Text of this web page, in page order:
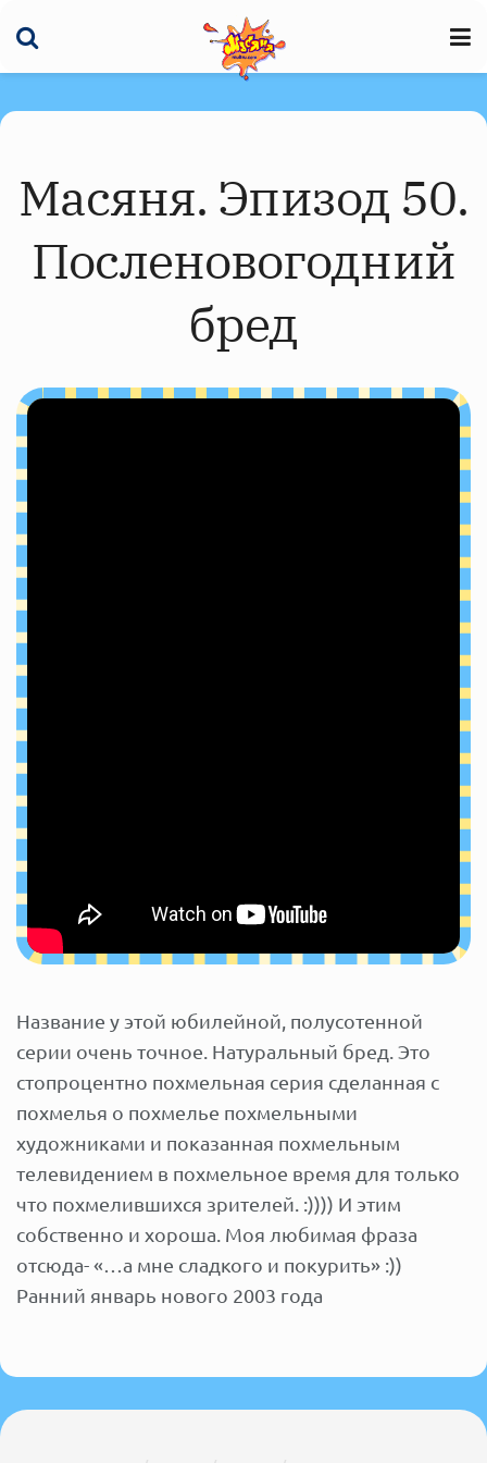
Масяня. Эпизод 50.
Посленовогодний
бред
Название у этой юбилейной, полусотенной
серии очень точное. Натуральный бред. Это
стопроцентно похмельная серия сделанная с
похмелья о похмелье похмельными
художниками и показанная похмельным
телевидением в похмельное время для только
что похмелившихся зрителей. :)))) И этим
собственно и хороша. Моя любимая фраза
отсюда- «…а мне сладкого и покурить» :))
Ранний январь нового 2003 года